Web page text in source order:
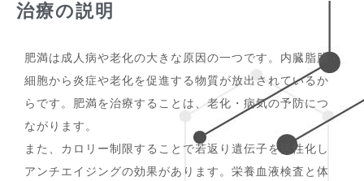
治療の説明
肥満は成人病や老化の大きな原因の一つです。内臓脂肪
細胞から炎症や老化を促進する物質が放出されているか
らです。肥満を治療することは、老化・病気の予防につ
ながります。
また、カロリー制限することで若返り遺伝子を活性化し
アンチエイジングの効果があります。栄養血液検査と体